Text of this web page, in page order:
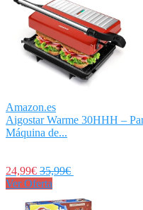
Amazon.es
Aigostar Warme 30HHH –
Máquina de...
24,99€ 35,99€
Ver Oferta